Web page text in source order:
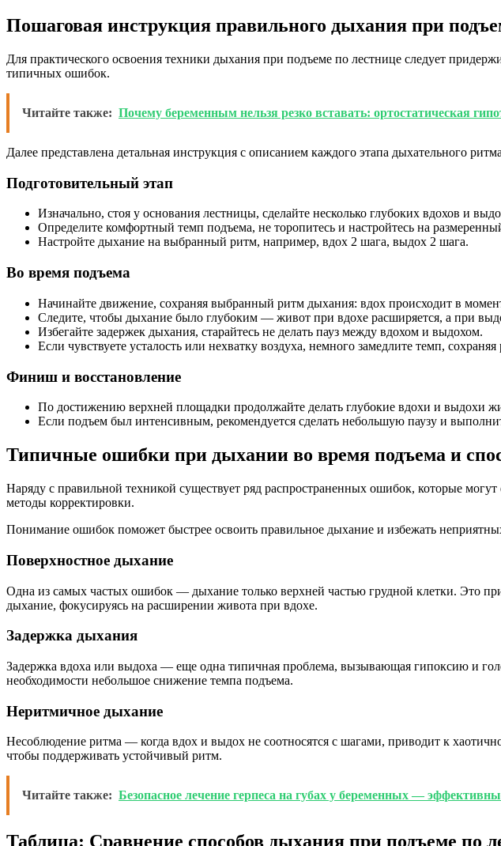
Пошаговая инструкция правильного дыхания при
Для практического освоения техники дыхания при подъеме по лестнице следует
типичных ошибок.
Читайте также: Почему беременным нельзя резко вставать: ортостатическая
Далее представлена детальная инструкция с описанием каждого этапа дыхательного
Подготовительный этап
Изначально, стоя у основания лестницы, сделайте несколько глубоких вдохов и
Определите комфортный темп подъема, не торопитесь и настройтесь на
Настройте дыхание на выбранный ритм, например, вдох 2 шага, выдох 2 шага.
Во время подъема
Начинайте движение, сохраняя выбранный ритм дыхания: вдох происходит в
Следите, чтобы дыхание было глубоким — живот при вдохе расширяется, а при
Избегайте задержек дыхания, старайтесь не делать пауз между вдохом и выдохом.
Если чувствуете усталость или нехватку воздуха, немного замедлите темп,
Финиш и восстановление
По достижению верхней площадки продолжайте делать глубокие вдохи и выдохи
Если подъем был интенсивным, рекомендуется сделать небольшую паузу и
Типичные ошибки при дыхании во время подъема и
Наряду с правильной техникой существует ряд распространенных ошибок, которые
методы корректировки.
Понимание ошибок поможет быстрее освоить правильное дыхание и избежать
Поверхностное дыхание
Одна из самых частых ошибок — дыхание только верхней частью грудной клетки. Это
дыхание, фокусируясь на расширении живота при вдохе.
Задержка дыхания
Задержка вдоха или выдоха — еще одна типичная проблема, вызывающая гипоксию и
необходимости небольшое снижение темпа подъема.
Неритмичное дыхание
Несоблюдение ритма — когда вдох и выдох не соотносятся с шагами, приводит к
чтобы поддерживать устойчивый ритм.
Читайте также: Безопасное лечение герпеса на губах у беременных —
Таблица: Сравнение способов дыхания при подъеме по